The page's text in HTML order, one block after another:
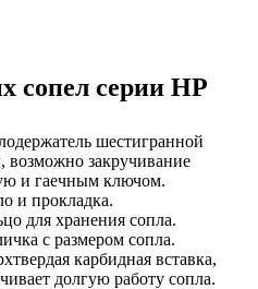
сопел серии HP
шестигранной
возможно закручивание
и гаечным ключом.
и прокладка.
для хранения сопла.
с размером сопла.
карбидная вставка,
долгую работу сопла.